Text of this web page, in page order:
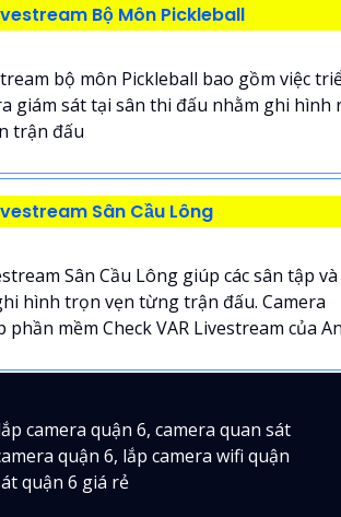
Bộ Môn Pickleball
bộ môn Pickleball bao gồm việc
giám sát tại sân thi đấu nhằm ghi hình
trận đấu
Sân Cầu Lông
Sân Cầu Lông giúp các sân tập và
hình trọn vẹn từng trận đấu. Camera
mềm Check VAR Livestream của
camera quận 6, camera quan sát
quận 6, lắp camera wifi quận
quận 6 giá rẻ